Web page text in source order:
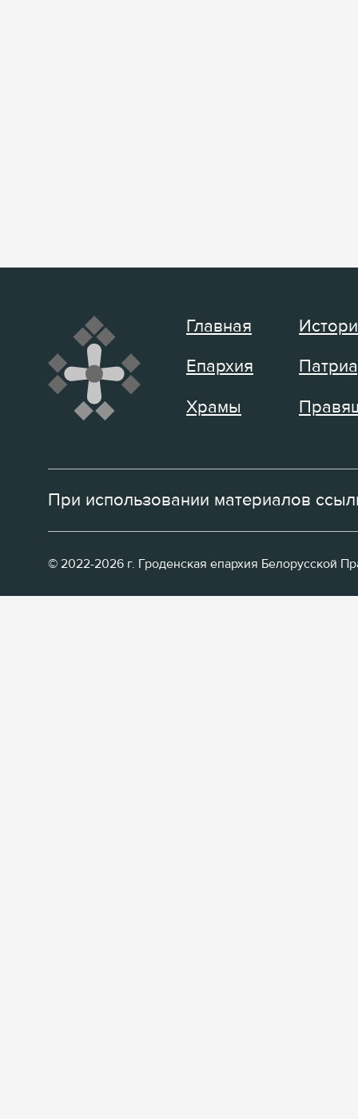
Главная
Епархия
Храмы
При использовании материалов
© 2022-2026 г. Гроденская епархия Белорусской